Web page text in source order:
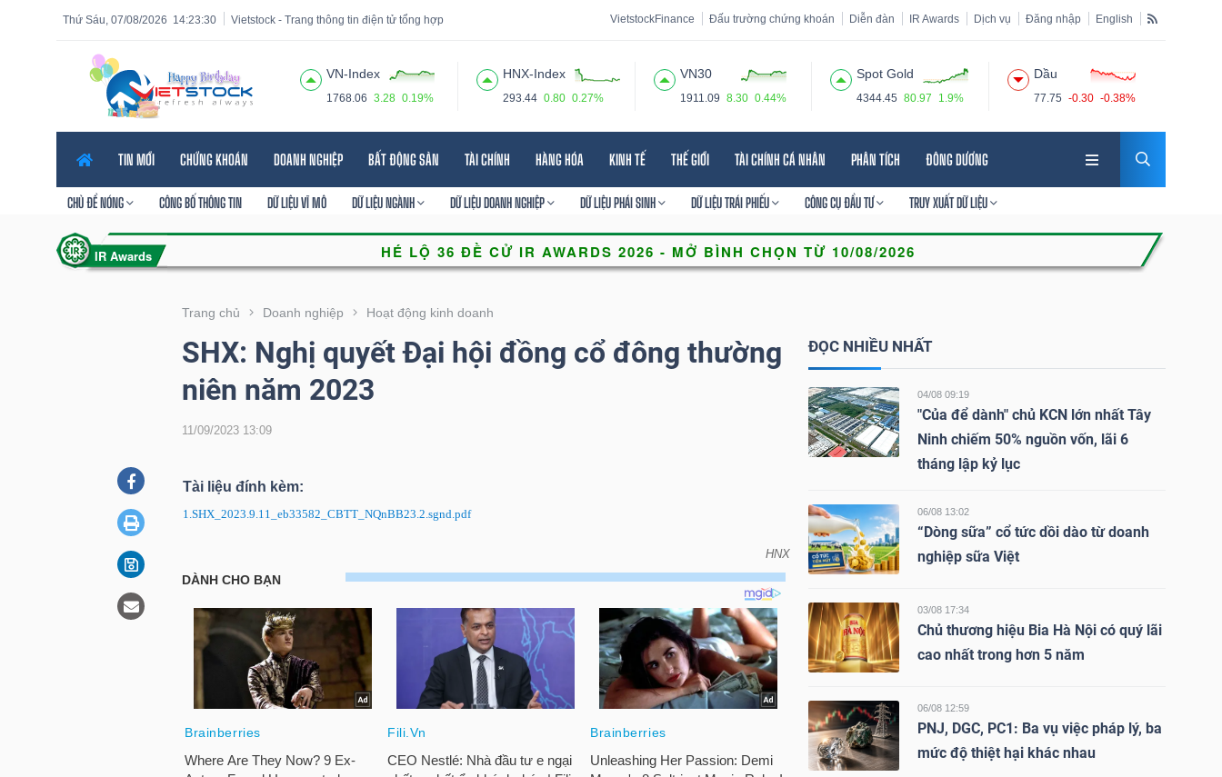
14:23:32
Thứ Sáu, 07/08/2026 Vietstock - Trang thông tin điện tử tổng hợp VietstockFinance Đấu trường chứng khoán Diễn đàn IR Awards Dịch vụ Đăng nhập English
VN-Index
1768.06 3.28 0.19%
HNX-Index
293.44 0.80 0.27%
VN30
1911.09 8.30 0.44%
Spot Gold
4344.45 80.97 1.9%
Dầu
77.75 -0.30 -0.38%
TIN MỚI CHỨNG KHOÁN DOANH NGHIỆP BẤT ĐỘNG SẢN TÀI CHÍNH HÀNG HÓA KINH TẾ THẾ GIỚI TÀI CHÍNH CÁ NHÂN PHÂN TÍCH ĐÔNG DƯƠNG
CHỦ ĐỀ NÓNG CÔNG BỐ THÔNG TIN DỮ LIỆU VĨ MÔ DỮ LIỆU NGÀNH DỮ LIỆU DOANH NGHIỆP DỮ LIỆU PHÁI SINH DỮ LIỆU TRÁI PHIẾU CÔNG CỤ ĐẦU TƯ TRUY XUẤT DỮ LIỆU
Trang chủ Doanh nghiệp Hoạt động kinh doanh
SHX: Nghị quyết Đại hội đồng cổ đông thường
niên năm 2023
11/09/2023 13:09
Tài liệu đính kèm:
1.SHX_2023.9.11_eb33582_CBTT_NQnBB23.2.sgnd.pdf
HNX
SHX: Nghị quyết Đại hội đồng cổ đông thường niên năm 2023
ĐỌC NHIỀU NHẤT
04/08 09:19
"Của để dành" chủ KCN lớn nhất Tây
Ninh chiếm 50% nguồn vốn, lãi 6
tháng lập kỷ lục
06/08 13:02
“Dòng sữa” cổ tức dồi dào từ doanh
nghiệp sữa Việt
03/08 17:34
Chủ thương hiệu Bia Hà Nội có quý lãi
cao nhất trong hơn 5 năm
06/08 12:59
PNJ, DGC, PC1: Ba vụ việc pháp lý, ba
mức độ thiệt hại khác nhau
Tính năng
năng
VIETSTOCK